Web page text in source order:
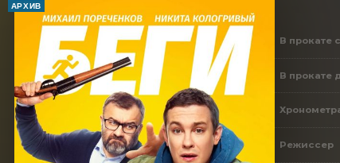
АРХИВ
В прокате с
В прокате
Режиссер